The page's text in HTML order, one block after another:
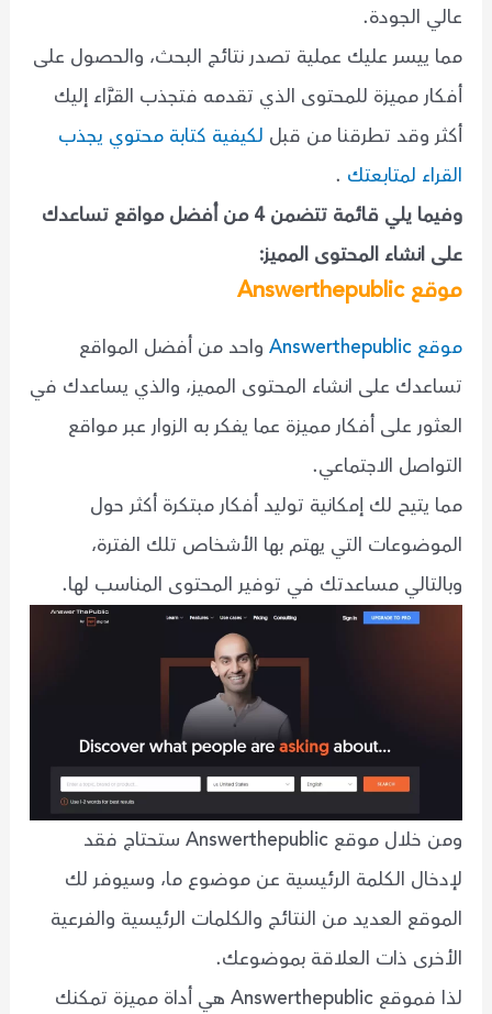
عالي الجودة.
مما ييسر عليك عملية تصدر نتائج البحث، والحصول على
أفكار مميزة للمحتوى الذي تقدمه فتجذب القرَّاء إليك
أكثر وقد تطرقنا من قبل لكيفية كتابة محتوي يجذب
القراء لمتابعتك .
وفيما يلي قائمة تتضمن 4 من أفضل مواقع تساعدك
على انشاء المحتوى المميز:
موقع Answerthepublic
موقع Answerthepublic
واحد من أفضل المواقع
تساعدك على انشاء المحتوى المميز، والذي يساعدك في
العثور على أفكار مميزة عما يفكر به الزوار عبر مواقع
التواصل الاجتماعي.
مما يتيح لك إمكانية توليد أفكار مبتكرة أكثر حول
الموضوعات التي يهتم بها الأشخاص تلك الفترة،
وبالتالي مساعدتك في توفير المحتوى المناسب لها.
ومن خلال موقع Answerthepublic ستحتاج فقد
لإدخال الكلمة الرئيسية عن موضوع ما، وسيوفر لك
الموقع العديد من النتائج والكلمات الرئيسية والفرعية
الأخرى ذات العلاقة بموضوعك.
لذا فموقع Answerthepublic هي أداة مميزة تمكنك